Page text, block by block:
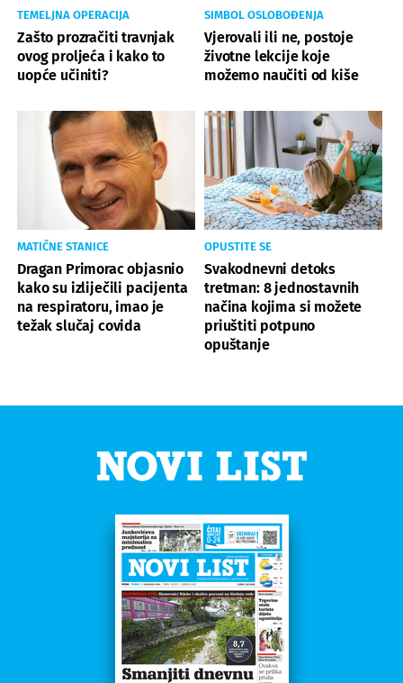
TEMELJNA OPERACIJA
Zašto prozračiti travnjak
ovog proljeća i kako to
uopće učiniti?
SIMBOL OSLOBOĐENJA
Vjerovali ili ne, postoje
životne lekcije koje
možemo naučiti od kiše
MATIČNE STANICE
Dragan Primorac objasnio
kako su izliječili pacijenta
na respiratoru, imao je
težak slučaj covida
OPUSTITE SE
Svakodnevni detoks
tretman: 8 jednostavnih
načina kojima si možete
priuštiti potpuno
opuštanje